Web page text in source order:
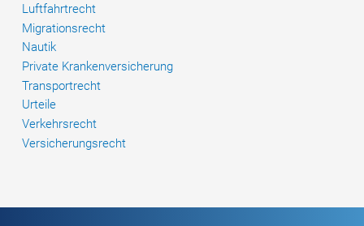
Luftfahrtrecht
Migrationsrecht
Nautik
Private Krankenversicherung
Transportrecht
Urteile
Verkehrsrecht
Versicherungsrecht